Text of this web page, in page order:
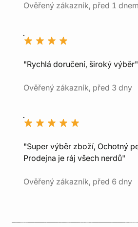
Ověřený zákazník, před 1 dnem
"Rychlá doručení, široký výběr"
Ověřený zákazník, před 3 dny
"Super výběr zboží, Ochotný
Prodejna je ráj všech nerdů"
Ověřený zákazník, před 6 dny